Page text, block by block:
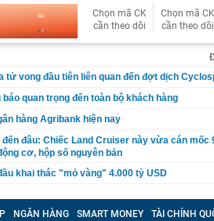
Chọn mã CK
cần theo dõi
Chọn mã CK
cần theo dõi
tử vong đầu tiên liên quan đến đợt dịch
báo quan trọng đến toàn bộ khách hàng
hàng Agribank hiện nay
đến đâu: Chiếc Land Cruiser này vừa cán mốc
cơ, hộp số nguyên bản
khai thác "mỏ vàng" 4.000 tỷ USD
NGÂN HÀNG SMART MONEY TÀI CHÍNH